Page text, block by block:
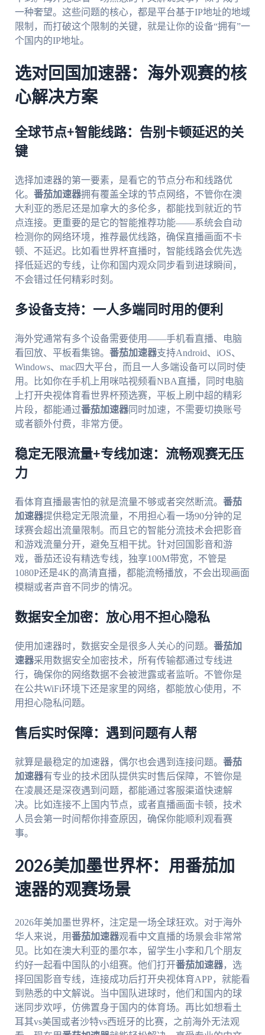
一种奢望。这些问题的核心，都是平台基于IP地址的地域
限制，而打破这个限制的关键，就是让你的设备“拥有”一
个国内的IP地址。
选对回国加速器：海外观赛的核
心解决方案
全球节点+智能线路：告别卡顿延迟的关
键
选择加速器的第一要素，是看它的节点分布和线路优
化。 番茄加速器拥有覆盖全球的节点网络，不管你在澳
大利亚的悉尼还是加拿大的多伦多，都能找到就近的节
点连接。更重要的是它的智能推荐功能——系统会自动
检测你的网络环境，推荐最优线路，确保直播画面不卡
顿、不延迟。比如看世界杯直播时，智能线路会优先选
择低延迟的专线，让你和国内观众同步看到进球瞬间，
不会错过任何精彩时刻。
多设备支持：一人多端同时用的便利
海外党通常有多个设备需要使用——手机看直播、电脑
看回放、平板看集锦。 番茄加速器支持Android、iOS、
Windows、mac四大平台，而且一人多端设备可以同时使
用。比如你在手机上用咪咕视频看NBA直播，同时电脑
上打开央视体育看世界杯预选赛，平板上刷中超的精彩
片段，都能通过番茄加速器同时加速，不需要切换账号
或者额外付费，非常方便。
稳定无限流量+专线加速：流畅观赛无压
力
看体育直播最害怕的就是流量不够或者突然断流。 番茄
加速器提供稳定无限流量，不用担心看一场90分钟的足
球赛会超出流量限制。而且它的智能分流技术会把影音
和游戏流量分开，避免互相干扰。针对回国影音和游
戏，番茄还设有精选专线，独享100M带宽，不管是
1080P还是4K的高清直播，都能流畅播放，不会出现画面
模糊或者声音不同步的情况。
数据安全加密：放心用不担心隐私
使用加速器时，数据安全是很多人关心的问题。 番茄加
速器采用数据安全加密技术，所有传输都通过专线进
行，确保你的网络数据不会被泄露或者监听。不管你是
在公共WiFi环境下还是家里的网络，都能放心使用，不
用担心隐私问题。
售后实时保障：遇到问题有人帮
就算是最稳定的加速器，偶尔也会遇到连接问题。 番茄
加速器有专业的技术团队提供实时售后保障，不管你是
在凌晨还是深夜遇到问题，都能通过客服渠道快速解
决。比如连接不上国内节点，或者直播画面卡顿，技术
人员会第一时间帮你排查原因，确保你能顺利观看赛
事。
2026美加墨世界杯：用番茄加
速器的观赛场景
2026年美加墨世界杯，注定是一场全球狂欢。对于海外
华人来说，用番茄加速器观看中文直播的场景会非常常
见。比如在澳大利亚的墨尔本，留学生小李和几个朋友
约好一起看中国队的小组赛。他们打开番茄加速器，选
择回国影音专线，连接成功后打开央视体育APP，就能看
到熟悉的中文解说。当中国队进球时，他们和国内的球
迷同步欢呼，仿佛置身于国内的体育场。再比如想看土
耳其vs美国或者沙特vs西班牙的比赛，之前海外无法观